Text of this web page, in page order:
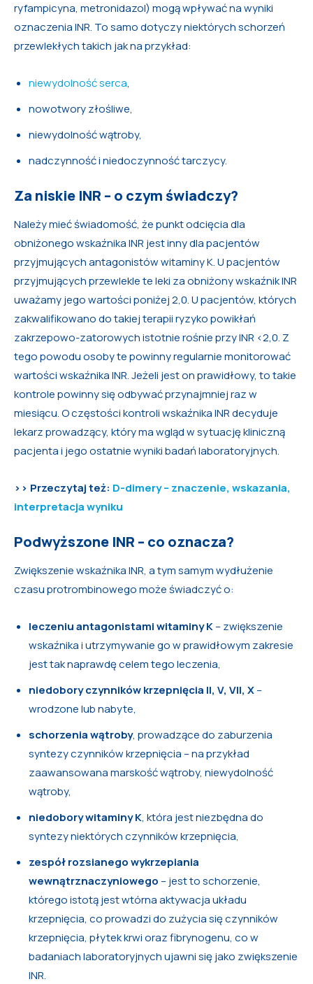
ryfampicyna, metronidazol) mogą wpływać na wyniki
oznaczenia INR. To samo dotyczy niektórych schorzeń
przewlekłych takich jak na przykład:
niewydolność serca,
nowotwory złośliwe,
niewydolność wątroby,
nadczynność i niedoczynność tarczycy.
Za niskie INR – o czym świadczy?
Należy mieć świadomość, że punkt odcięcia dla
obniżonego wskaźnika INR jest inny dla pacjentów
przyjmujących antagonistów witaminy K. U pacjentów
przyjmujących przewlekle te leki za obniżony wskaźnik INR
uważamy jego wartości poniżej 2,0. U pacjentów, których
zakwalifikowano do takiej terapii ryzyko powikłań
zakrzepowo-zatorowych istotnie rośnie przy INR <2,0. Z
tego powodu osoby te powinny regularnie monitorować
wartości wskaźnika INR. Jeżeli jest on prawidłowy, to takie
kontrole powinny się odbywać przynajmniej raz w
miesiącu. O częstości kontroli wskaźnika INR decyduje
lekarz prowadzący, który ma wgląd w sytuację kliniczną
pacjenta i jego ostatnie wyniki badań laboratoryjnych.
>> Przeczytaj też: D-dimery – znaczenie, wskazania,
interpretacja wyniku
Podwyższone INR – co oznacza?
Zwiększenie wskaźnika INR, a tym samym wydłużenie
czasu protrombinowego może świadczyć o:
leczeniu antagonistami witaminy K– zwiększenie
wskaźnika i utrzymywanie go w prawidłowym zakresie
jest tak naprawdę celem tego leczenia,
niedobory czynników krzepnięcia II, V, VII, X–
wrodzone lub nabyte,
schorzenia wątroby, prowadzące do zaburzenia
syntezy czynników krzepnięcia – na przykład
zaawansowana marskość wątroby, niewydolność
wątroby,
niedobory witaminy K, która jest niezbędna do
syntezy niektórych czynników krzepnięcia,
zespół rozsianego wykrzepiania
wewnątrznaczyniowego – jest to schorzenie,
którego istotą jest wtórna aktywacja układu
krzepnięcia, co prowadzi do zużycia się czynników
krzepnięcia, płytek krwi oraz fibrynogenu, co w
badaniach laboratoryjnych ujawni się jako zwiększenie
INR.